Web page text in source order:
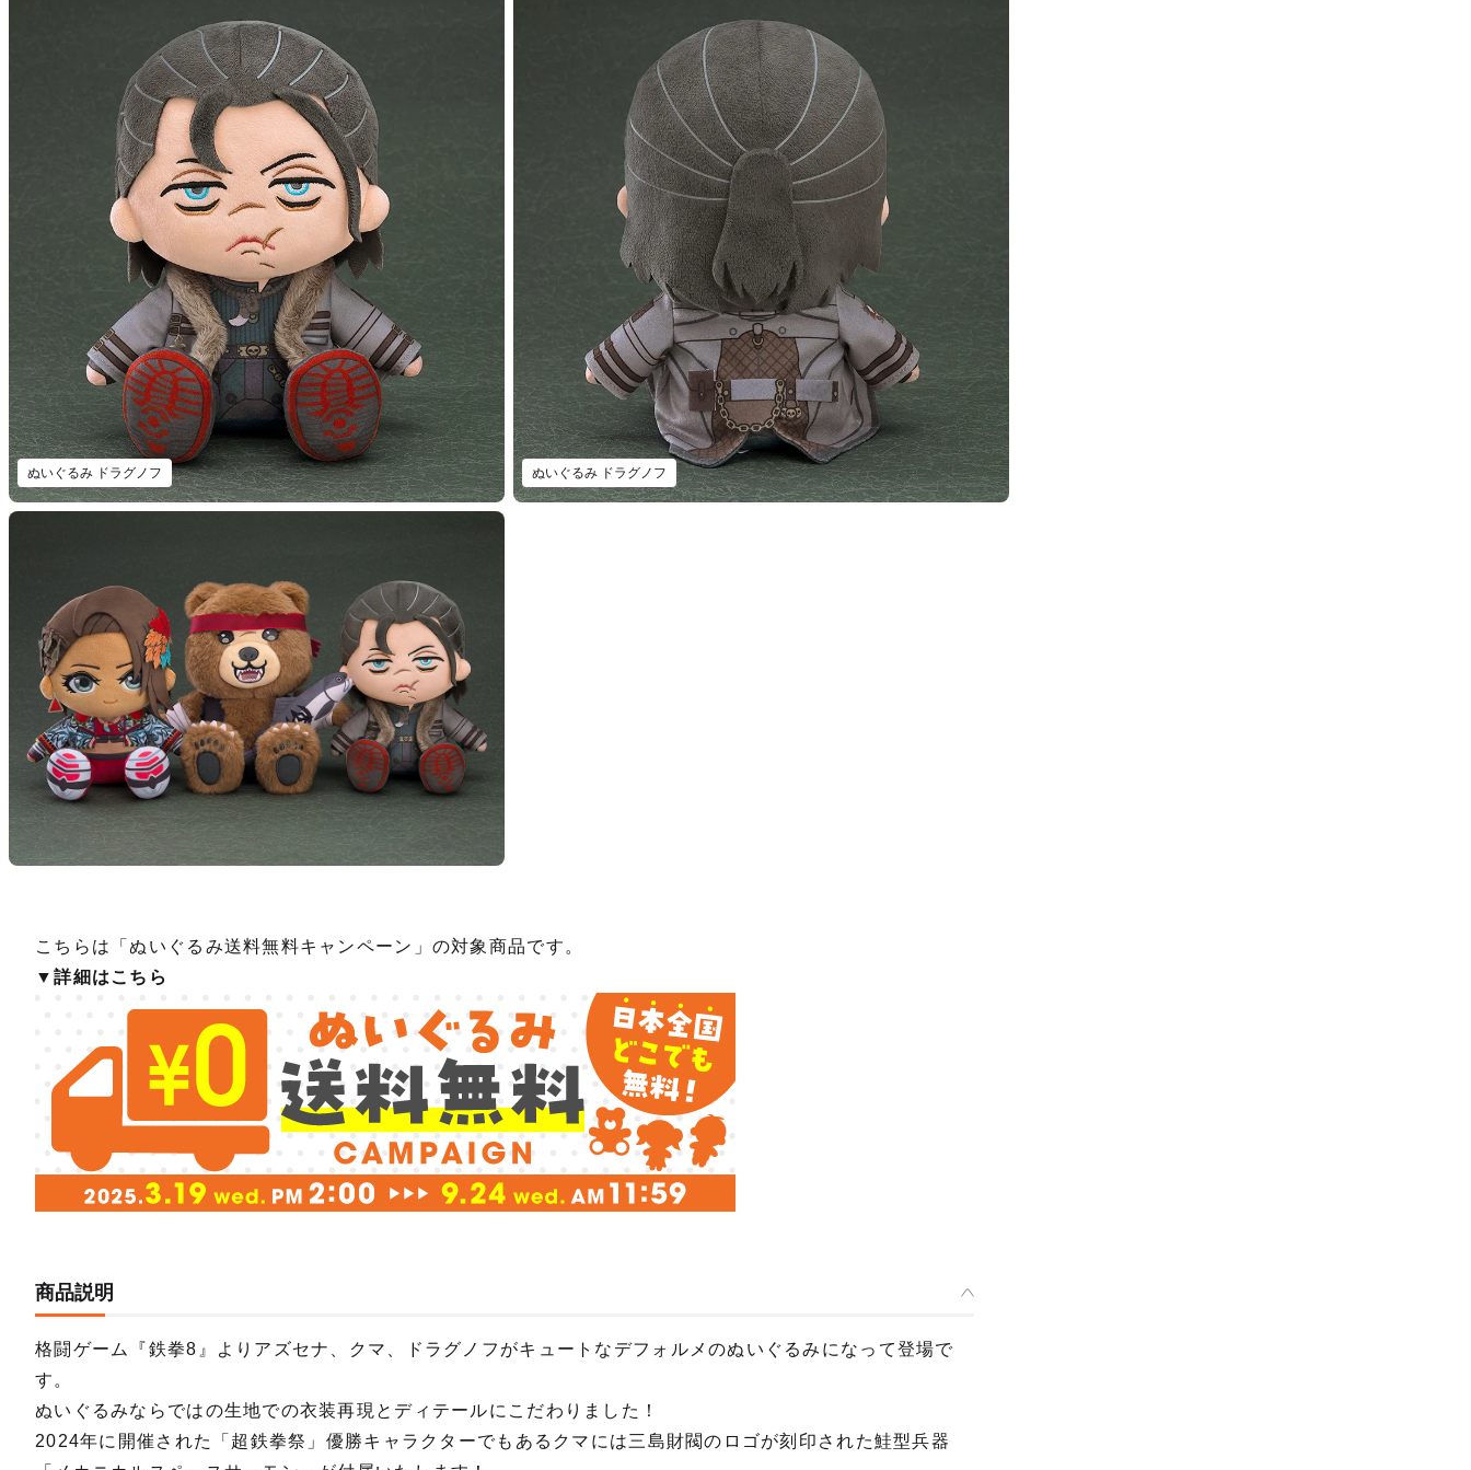
ぬいぐるみ ドラグノフ ぬいぐるみ ドラグノフ
種類を選択
ぬいぐるみ クマ
予約期間：2025年07月22日~2025年08月27日まで
予約期間：2025年07月22日~2025年08月27日まで
2026年01月発売・お1人様3点まで
こちらは「ぬいぐるみ送料無料キャンペーン」の対象商品です。
▼詳細はこちら
商品説明
格闘ゲーム『鉄拳8』よりアズセナ、クマ、ドラグノフがキュートなデフォルメのぬいぐるみになって登場で
す。
ぬいぐるみならではの生地での衣装再現とディテールにこだわりました！
2024年に開催された「超鉄拳祭」優勝キャラクターでもあるクマには三島財閥のロゴが刻印された鮭型兵器